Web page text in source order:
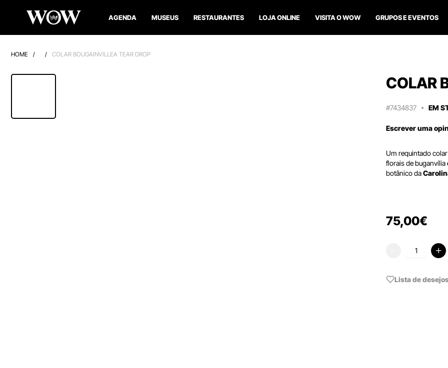
AGENDA MUSEUS RESTAURANTES LOJA ONLINE VISITA O WOW GRUPOS E EVENTOS
HOME / / COLAR BOUGAINVILLEA TEAR DROP
COLAR
#7434837 EM
Escrever uma
Um requintado
florais de buganvília
botânico da
75,00€
Lista de